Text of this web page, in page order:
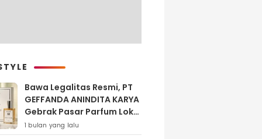
Bawa Legalitas Resmi, PT
GEFFANDA ANINDITA KARYA
Gebrak Pasar Parfum Lokal
Lewat Varian ‘Daily Bliss’
1 bulan yang lalu